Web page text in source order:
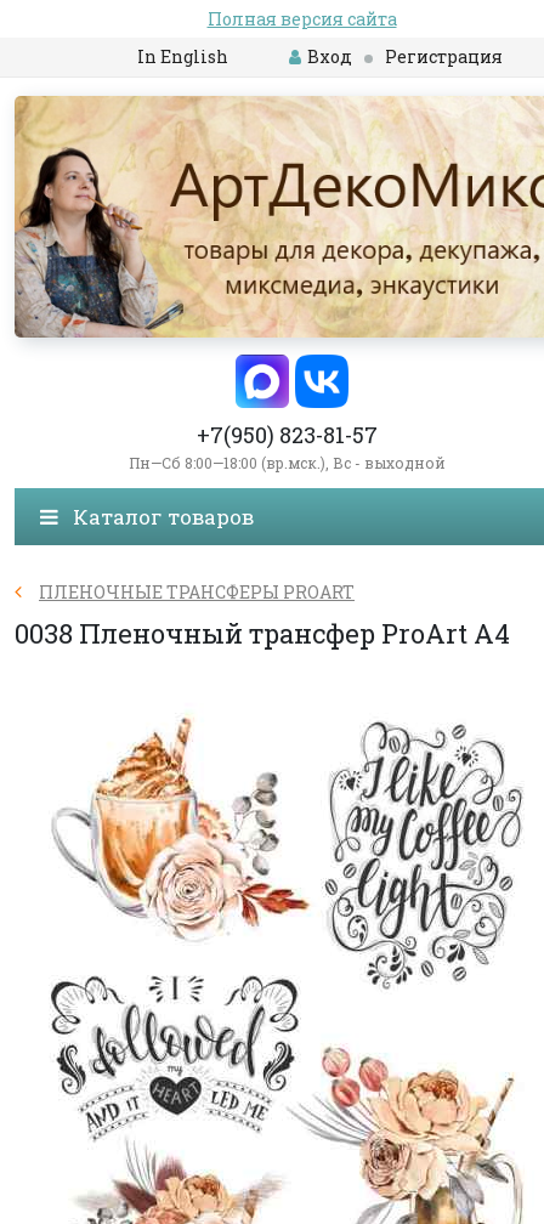
Полная версия сайта
In English
Вход Регистрация
+7(950) 823-81-57
Пн—Сб 8:00—18:00 (вр.мск.), Вс - выходной
Каталог товаров
ПЛЕНОЧНЫЕ ТРАНСФЕРЫ PROART
0038 Пленочный трансфер ProArt А4